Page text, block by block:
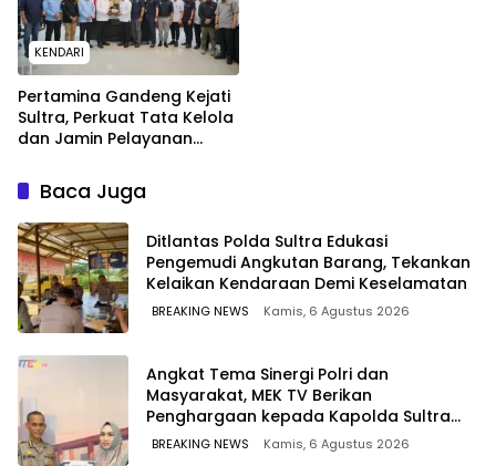
KENDARI
Pertamina Gandeng Kejati
Sultra, Perkuat Tata Kelola
dan Jamin Pelayanan
Baca Juga
Ditlantas Polda Sultra Edukasi
Pengemudi Angkutan Barang, Tekankan
Kelaikan Kendaraan Demi Keselamatan
BREAKING NEWS Kamis, 6 Agustus 2026
Angkat Tema Sinergi Polri dan
Masyarakat, MEK TV Berikan
Penghargaan kepada Kapolda Sultra
melalui Kabid Humas
BREAKING NEWS Kamis, 6 Agustus 2026